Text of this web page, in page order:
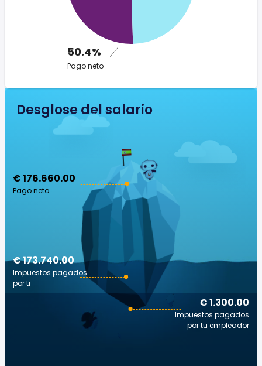
50.4%
Pago neto
Desglose del salario
€ 176.660.00
Pago neto
€ 1.300.00
Impuestos pagados
por tu empleador
€ 173.740.00
Impuestos pagados
por ti